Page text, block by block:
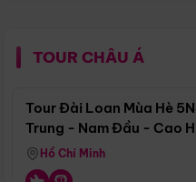
TOUR CHÂU Á
Tour Đài Loan Mùa Hè
Trung - Nam Đầu - Cao
Hồ Chí Minh